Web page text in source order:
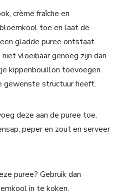
crème fraîche en
toe en laat de
gladde puree ontstaat.
vloeibaar genoeg zijn dan
kippenbouillon toevoegen
structuur heeft.
deze aan de puree toe.
peper en zout en serveer
puree? Gebruik dan
in te koken.